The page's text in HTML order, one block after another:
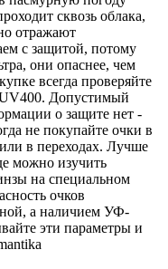
сквозь облака,
отражают
с защитой, потому
они опаснее, чем
всегда проверяйте
Допустимый
о защите нет -
не покупайте очки в
в переходах. Лучше
можно изучить
на специальном
очков
а наличием УФ-
эти параметры и